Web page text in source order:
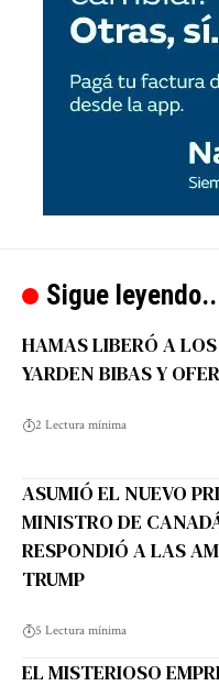
Sigue
HAMAS LIBERÓ A
YARDEN BIBAS Y
2 Lectura mínima
ASUMIÓ EL NUEVO
MINISTRO DE
RESPONDIÓ A LAS
TRUMP
5 Lectura mínima
EL MISTERIOSO